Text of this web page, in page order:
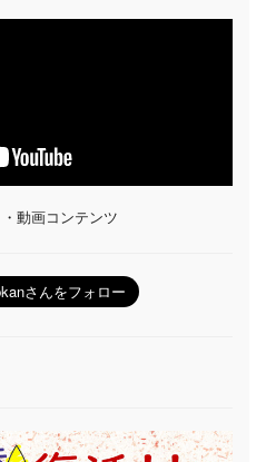
動画コンテンツ